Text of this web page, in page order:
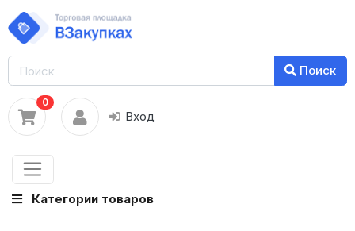
Поиск
0
Вход
Категории товаров